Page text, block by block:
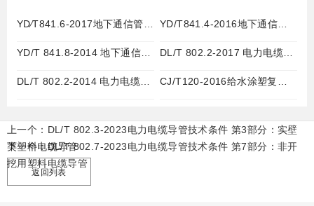
上一个： DL/T 802.3-2023电力电缆导管技术条件 第3部分：实壁
类塑料电缆导管
下一个：DL/T 802.7-2023电力电缆导管技术条件 第7部分：非开
挖用塑料电缆导管
返回列表